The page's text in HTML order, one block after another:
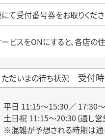
て受付番号券をお取りくださ
ビスをONにすると、各店
ただいまの待ち状況 受付
平日 11:15～15:30／ 17:30
土日祝 11:15～20:30（通し営
※混雑が予想される時期は通